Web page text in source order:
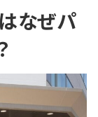
なぜパ